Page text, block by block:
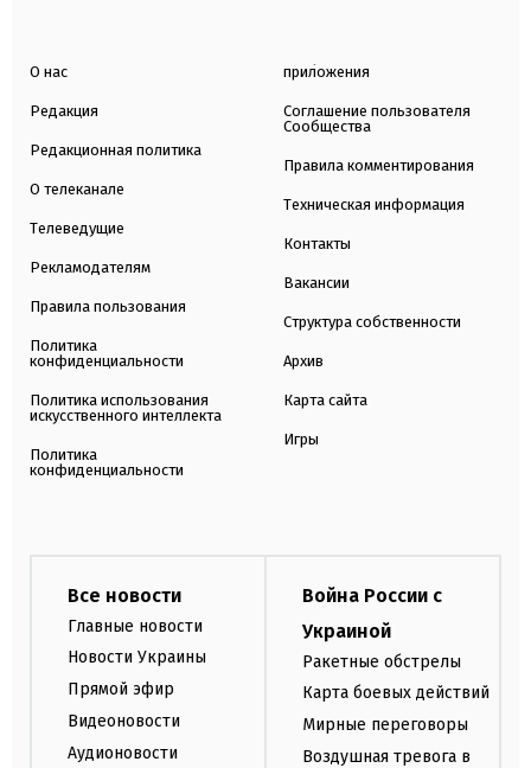
О нас
Редакция
Редакционная политика
О телеканале
Телеведущие
Рекламодателям
Правила пользования
Политика
конфиденциальности
Политика использования
искусственного интеллекта
Политика
конфиденциальности
приложения
Соглашение пользователя
Сообщества
Правила комментирования
Техническая информация
Контакты
Вакансии
Структура собственности
Архив
Карта сайта
Игры
Все новости
Главные новости
Новости Украины
Прямой эфир
Видеоновости
Аудионовости
Война России с
Украиной
Ракетные обстрелы
Карта боевых действий
Мирные переговоры
Воздушная тревога в